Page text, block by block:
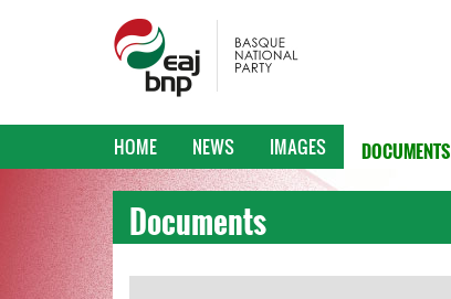
HOME NEWS IMAGES DOCUMENTS
Documents